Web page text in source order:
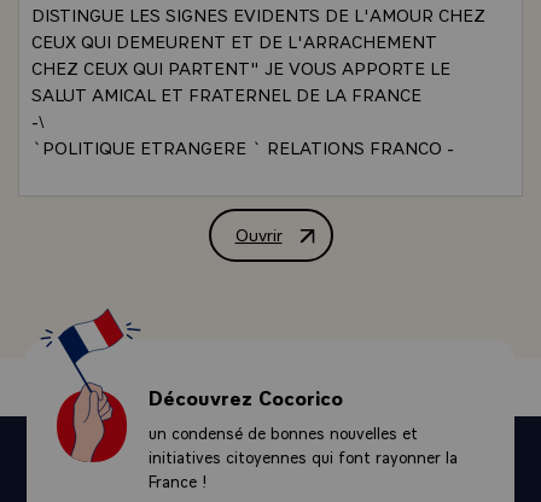
DISTINGUE LES SIGNES EVIDENTS DE L'AMOUR CHEZ
CEUX QUI DEMEURENT ET DE L'ARRACHEMENT
CHEZ CEUX QUI PARTENT" JE VOUS APPORTE LE
SALUT AMICAL ET FRATERNEL DE LA FRANCE
-\
`POLITIQUE ETRANGERE ` RELATIONS FRANCO -
PROTOCOLE, TENDUES PAR LES CONFLITS
D'INTERET OU LES LUTTES D'INFLUENCE. CE N'EST
ET LA FRANCE. RIEN, NI MEME L'OCEAN, PUISQUE
J'ARRIVE A MEXICO A L'HEURE MEME OU JE
QUITTAIS PARIS. NI SURTOUT LES ESPRITS ET LES
COEURS. MEXICAINS ET FRANCAIS ONT LA MEME
CONCEPTION DE LA DEMOCRATIE, LA MEME FIERTE
NATIONALE, MAIS AUSSI LE MEME AMOUR DE LA
PAIX. NOUS SOMMES DE VIEUX PAYS. NOS RACINES
PLONGENT DANS LES PREMIERS AGES MYSTERIEUX
Ouvrir
ALLOCUTION PRONONCEE PAR M.
Découvrez Cocorico
un condensé de bonnes nouvelles et
initiatives citoyennes qui font rayonner la
France !